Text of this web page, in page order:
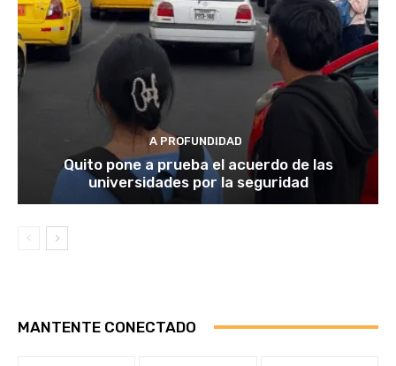
A PROFUNDIDAD
Quito pone a prueba el acuerdo de las
universidades por la seguridad
MANTENTE CONECTADO